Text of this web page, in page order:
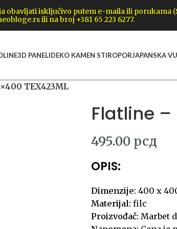
obavljati isključivo putem e-maila ili porukama
ili na broj +381 65 223 6277.
3D PANELIDEKO KAMEN STIROPORJAPANSKA
TEX423ML
Flatline –
495.00 рсд
OPIS:
Dimenzije: 400 x
Materijal: filc
Proizvođač: Marbet